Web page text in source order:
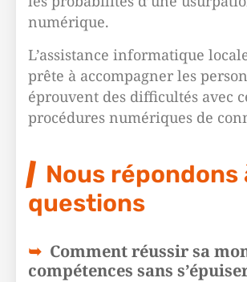
numérique.
L’assistance informatique
prête à accompagner les
éprouvent des difficultés avec
procédures numériques de
Nous répondons
questions
Comment réussir sa
compétences sans